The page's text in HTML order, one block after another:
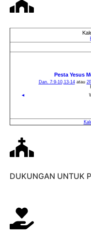
DUKUNGAN UNTUK